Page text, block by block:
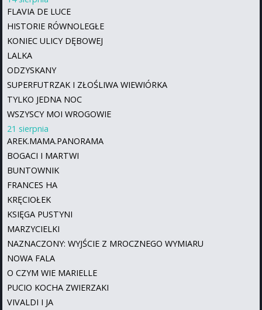
FLAVIA DE LUCE
HISTORIE RÓWNOLEGŁE
KONIEC ULICY DĘBOWEJ
LALKA
ODZYSKANY
SUPERFUTRZAK I ZŁOŚLIWA WIEWIÓRKA
TYLKO JEDNA NOC
WSZYSCY MOI WROGOWIE
21 sierpnia
AREK.MAMA.PANORAMA
BOGACI I MARTWI
BUNTOWNIK
FRANCES HA
KRĘCIOŁEK
KSIĘGA PUSTYNI
MARZYCIELKI
NAZNACZONY: WYJŚCIE Z MROCZNEGO WYMIARU
NOWA FALA
O CZYM WIE MARIELLE
PUCIO KOCHA ZWIERZAKI
VIVALDI I JA